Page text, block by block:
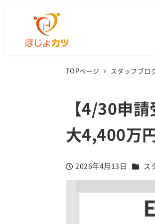
TOPページ スタッフブロ
【4/30申
大4,400万
投稿日
2026年4月13日 カテス